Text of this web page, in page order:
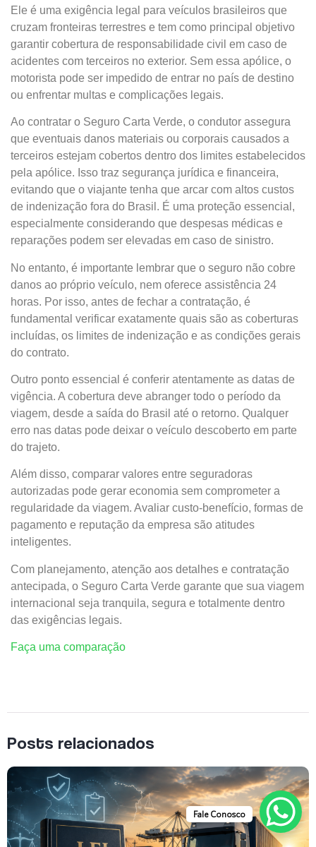
Ele é uma exigência legal para veículos brasileiros que
cruzam fronteiras terrestres e tem como principal objetivo
garantir cobertura de responsabilidade civil em caso de
acidentes com terceiros no exterior. Sem essa apólice, o
motorista pode ser impedido de entrar no país de destino
ou enfrentar multas e complicações legais.
Ao contratar o Seguro Carta Verde, o condutor assegura
que eventuais danos materiais ou corporais causados a
terceiros estejam cobertos dentro dos limites estabelecidos
pela apólice. Isso traz segurança jurídica e financeira,
evitando que o viajante tenha que arcar com altos custos
de indenização fora do Brasil. É uma proteção essencial,
especialmente considerando que despesas médicas e
reparações podem ser elevadas em caso de sinistro.
No entanto, é importante lembrar que o seguro não cobre
danos ao próprio veículo, nem oferece assistência 24
horas. Por isso, antes de fechar a contratação, é
fundamental verificar exatamente quais são as coberturas
incluídas, os limites de indenização e as condições gerais
do contrato.
Outro ponto essencial é conferir atentamente as datas de
vigência. A cobertura deve abranger todo o período da
viagem, desde a saída do Brasil até o retorno. Qualquer
erro nas datas pode deixar o veículo descoberto em parte
do trajeto.
Além disso, comparar valores entre seguradoras
autorizadas pode gerar economia sem comprometer a
regularidade da viagem. Avaliar custo-benefício, formas de
pagamento e reputação da empresa são atitudes
inteligentes.
Com planejamento, atenção aos detalhes e contratação
antecipada, o Seguro Carta Verde garante que sua viagem
internacional seja tranquila, segura e totalmente dentro
das exigências legais.
Faça uma comparação
Posts relacionados
Fale Conosco